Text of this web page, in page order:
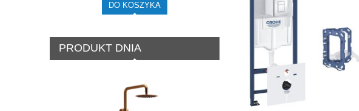
DO KOSZYKA DO KOSZYKA
PRODUKT DNIA